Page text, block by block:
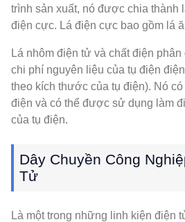
trình sản xuất, nó được chia thành
điện cực. Lá điện cực bao gồm lá
Lá nhôm điện tử và chất điện
chi phí nguyên liệu của tụ điện
theo kích thước của tụ điện). Nó
điện và có thể được sử dụng làm
của tụ điện.
Dây Chuyền Công
Tử
Là một trong những linh kiện điện